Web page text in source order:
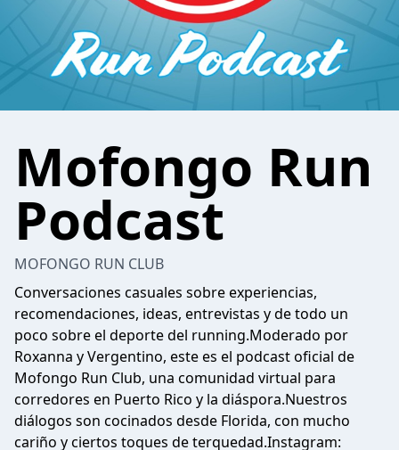
Mofongo Run
Podcast
MOFONGO RUN CLUB
Conversaciones casuales sobre experiencias,
recomendaciones, ideas, entrevistas y de todo un
poco sobre el deporte del running.Moderado por
Roxanna y Vergentino, este es el podcast oficial de
Mofongo Run Club, una comunidad virtual para
corredores en Puerto Rico y la diáspora.Nuestros
diálogos son cocinados desde Florida, con mucho
cariño y ciertos toques de terquedad.Instagram: